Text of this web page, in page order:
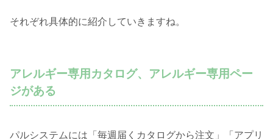
それぞれ具体的に紹介していきますね。
アレルギー専用カタログ、アレルギー専用ペー
ジがある
パルシステムには「毎週届くカタログから注文」「アプリ